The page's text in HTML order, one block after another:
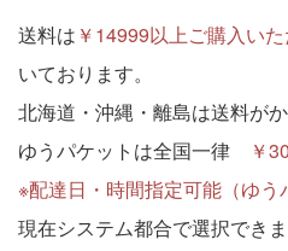
送料は ￥14999以上ご購入い
いております。
北海道・沖縄・離島は送料がか
ゆうパケットは全国一律
￥
※配達日・時間指定可能（ゆう
現在システム都合で選択でき